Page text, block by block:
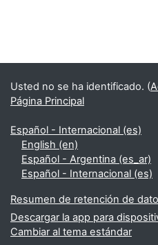
Usted no se ha identificado. (
Página Principal
Español - Internacional ‎(es)‎
English ‎(en)‎
Español - Argentina ‎(es_ar)‎
Español - Internacional ‎(es)‎
Resumen de retención de
Descargar la app para
Cambiar al tema estándar